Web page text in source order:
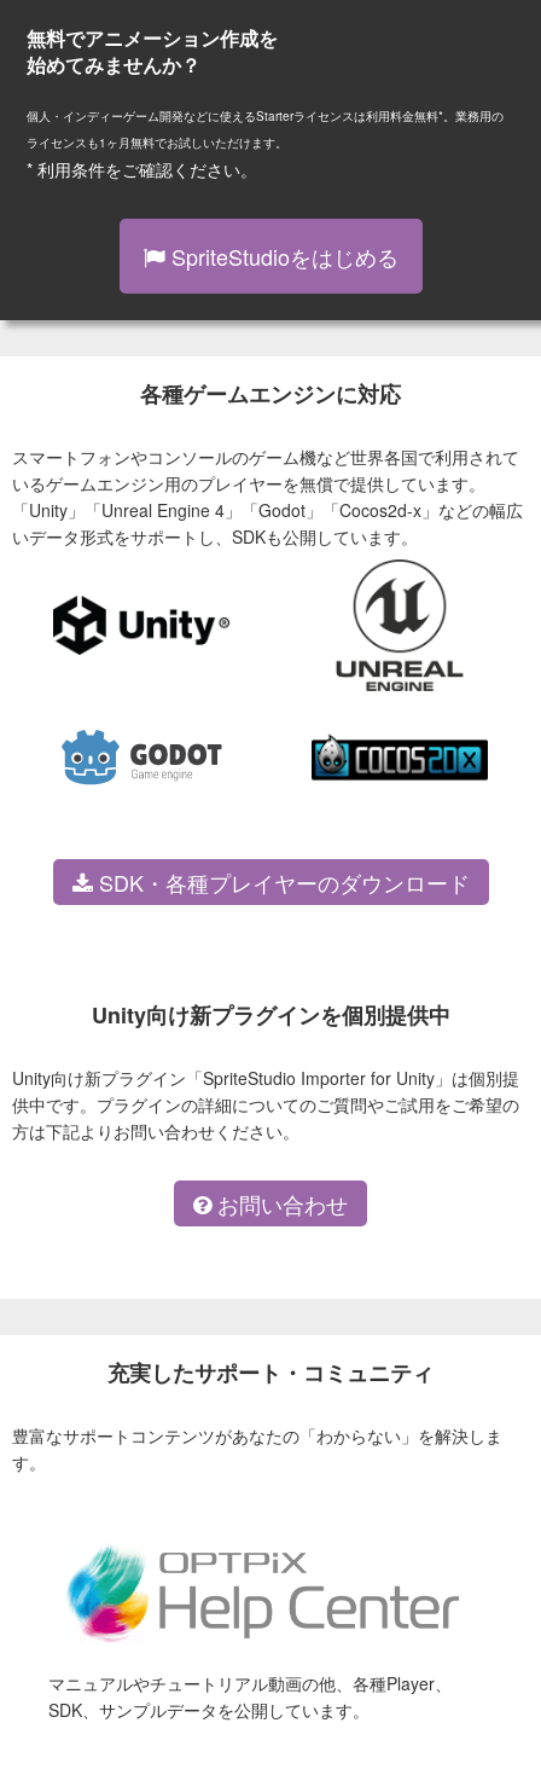
無料でアニメーション作成を
始めてみませんか？
個人・インディーゲーム開発などに使えるStarterライセンスは利用料金無料*。業務用の
ライセンスも1ヶ月無料でお試しいただけます。
* 利用条件をご確認ください。
SpriteStudioをはじめる
各種ゲームエンジンに対応
スマートフォンやコンソールのゲーム機など世界各国で利用されて
いるゲームエンジン用のプレイヤーを無償で提供しています。
「Unity」「Unreal Engine 4」「Godot」「Cocos2d-x」などの幅広
いデータ形式をサポートし、SDKも公開しています。
SDK・各種プレイヤーのダウンロード
Unity向け新プラグインを個別提供中
Unity向け新プラグイン「SpriteStudio Importer for Unity」は個別提
供中です。プラグインの詳細についてのご質問やご試用をご希望の
方は下記よりお問い合わせください。
お問い合わせ
充実したサポート・コミュニティ
豊富なサポートコンテンツがあなたの「わからない」を解決しま
す。
マニュアルやチュートリアル動画の他、各種Player、
SDK、サンプルデータを公開しています。